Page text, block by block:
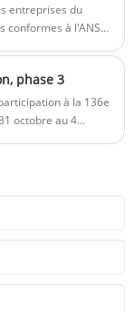
entreprises du
conformes à l'ANSI,
phase 3
à la 136e
octobre au 4